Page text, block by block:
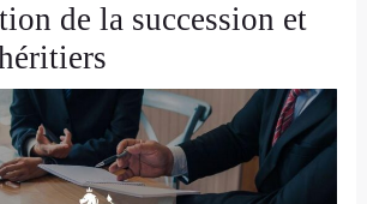
de la succession et